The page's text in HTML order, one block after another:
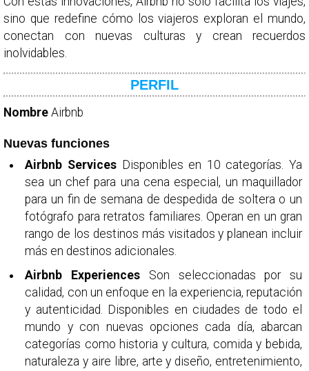
sino que redefine cómo los viajeros exploran el mundo,
conectan con nuevas culturas y crean recuerdos
inolvidables.
PERFIL
Nombre Airbnb
Nuevas funciones
Airbnb Services Disponibles en 10 categorías. Ya
sea un chef para una cena especial, un maquillador
para un fin de semana de despedida de soltera o un
fotógrafo para retratos familiares. Operan en un gran
rango de los destinos más visitados y planean incluir
más en destinos adicionales.
Airbnb Experiences Son seleccionadas por su
calidad, con un enfoque en la experiencia, reputación
y autenticidad. Disponibles en ciudades de todo el
mundo y con nuevas opciones cada día, abarcan
categorías como historia y cultura, comida y bebida,
naturaleza y aire libre, arte y diseño, entretenimiento,